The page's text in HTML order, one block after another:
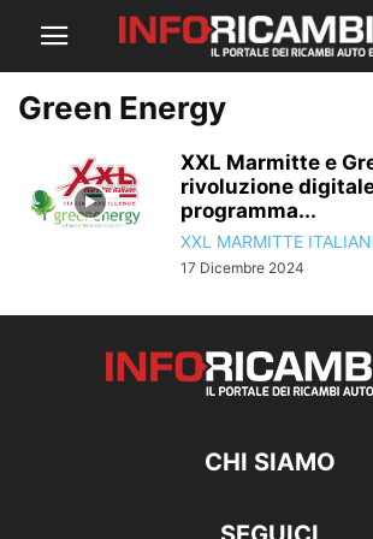
Green Energy
XXL Marmitte e
rivoluzione
programma...
XXL MARMITTE
17 Dicembre 2024
CHI SIAMO